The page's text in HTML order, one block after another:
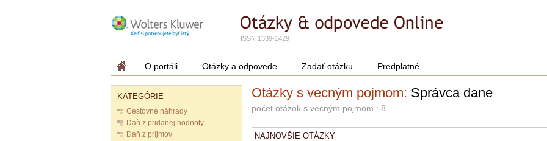
ISSN 1339-1429
O portáli Otázky a odpovede Zadať otázku Predplatné
KATEGÓRIE
Cestovné náhrady
Daň z pridanej hodnoty
Daň z príjmov
Otázky s vecným pojmom: Správca dane
počet otázok s vecným pojmom : 8
NAJNOVŠIE OTÁZKY